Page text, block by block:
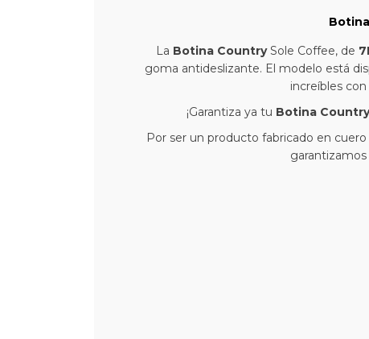
La Botina CountrySole Coffee, de
goma antideslizante. El modelo está
increíbles
¡Garantiza ya tu Botina
Por ser un producto fabricado en